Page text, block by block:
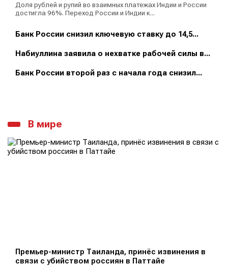
Доля рублей и рупий во взаимных платежах Индии и России
достигла 96%. Переход России и Индии к...
Банк России снизил ключевую ставку до 14,5...
Набиуллина заявила о нехватке рабочей силы в...
Банк России второй раз с начала года снизил...
В мире
Премьер-министр Таиланда, принёс извинения в
связи с убийством россиян в Паттайе